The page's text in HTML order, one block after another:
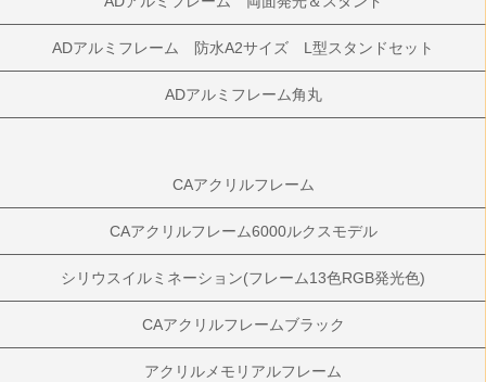
ADアルミフレーム 防水A2サイズ L型スタンドセット
ADアルミフレーム角丸
CAアクリルフレーム
CAアクリルフレーム6000ルクスモデル
シリウスイルミネーション(フレーム13色RGB発光色)
CAアクリルフレームブラック
アクリルメモリアルフレーム